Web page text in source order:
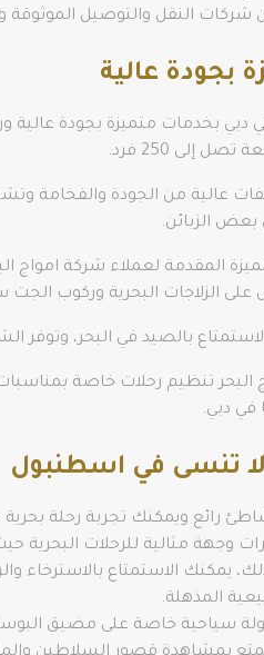
شركات النقل والتوصيل الموثوقة
بجودة عالية
دبي بخدمات متميزة بجودة
إلى 250 فرد.
عالية من الجودة والفخامة
بعض الزبائن.
المقدمة لعملاء شركة امواج
على الزلاجات البحرية وركوب الجت
بالصيد في البحر، وتوفر
البحر تنظيم رحلات خاصة
في دبي.
لا تنسى في اسطنبول
رائع ويمكنك تجربة رحلة
وجهة مثالية للرحلات
يمكنك الاستمتاع
المذهلة.
سياحية خاصة على مضيق